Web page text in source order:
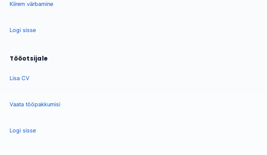
Kiirem värbamine
Logi sisse
Tööotsijale
Lisa CV
Vaata tööpakkumisi
Logi sisse